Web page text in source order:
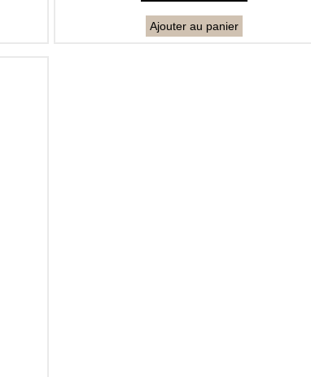
Ajouter au panier